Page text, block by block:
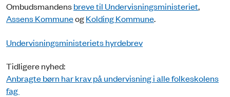
Ombudsmandensbreve til Undervisningsministeriet,
Assens KommuneogKolding Kommune.
Undervisningsministeriets hyrdebrev
Tidligere nyhed:
Anbragte børn har krav på undervisning i alle folkeskolens
fag